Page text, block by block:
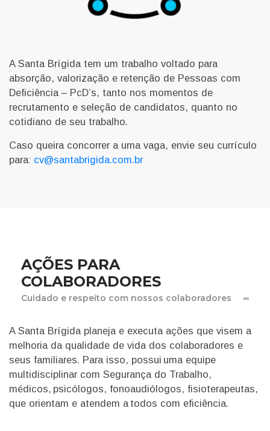
A Santa Brígida tem um trabalho voltado para
absorção, valorização e retenção de Pessoas com
Deficiência – PcD’s, tanto nos momentos de
recrutamento e seleção de candidatos, quanto no
cotidiano de seu trabalho.
Caso queira concorrer a uma vaga, envie seu currículo
para: cv@santabrigida.com.br
AÇÕES PARA
COLABORADORES
Cuidado e respeito com nossos colaboradores
A Santa Brígida planeja e executa ações que visem a
melhoria da qualidade de vida dos colaboradores e
seus familiares. Para isso, possui uma equipe
multidisciplinar com Segurança do Trabalho,
médicos, psicólogos, fonoaudiólogos, fisioterapeutas,
que orientam e atendem a todos com eficiência.